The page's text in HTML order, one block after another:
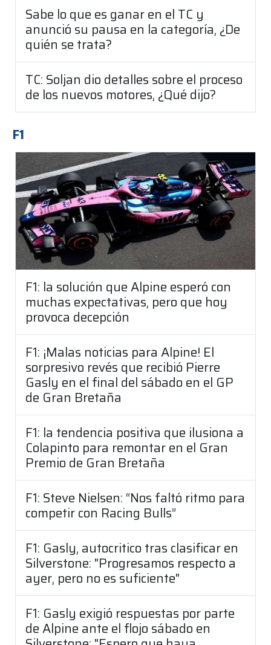
Sabe lo que es ganar en el TC y
anunció su pausa en la categoría, ¿De
quién se trata?
TC: Soljan dio detalles sobre el proceso
de los nuevos motores, ¿Qué dijo?
F1
F1: la solución que Alpine esperó con
muchas expectativas, pero que hoy
provoca decepción
F1: ¡Malas noticias para Alpine! El
sorpresivo revés que recibió Pierre
Gasly en el final del sábado en el GP
de Gran Bretaña
F1: la tendencia positiva que ilusiona a
Colapinto para remontar en el Gran
Premio de Gran Bretaña
F1: Steve Nielsen: “Nos faltó ritmo para
competir con Racing Bulls”
F1: Gasly, autocritico tras clasificar en
Silverstone: "Progresamos respecto a
ayer, pero no es suficiente"
F1: Gasly exigió respuestas por parte
de Alpine ante el flojo sábado en